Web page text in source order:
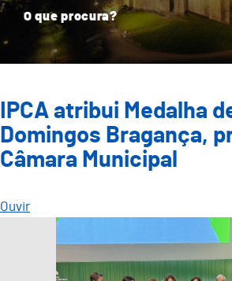
IPCA atribui Medalha
Domingos Bragança,
Câmara Municipal
Ouvir